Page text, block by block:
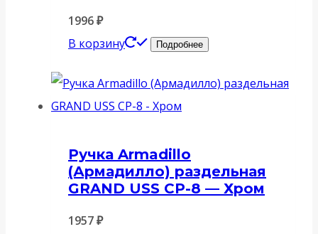
1996₽
В корзину
Подробнее
Ручка Armadillo
(Армадилло) раздельная
GRAND USS CP-8 — Хром
1957₽